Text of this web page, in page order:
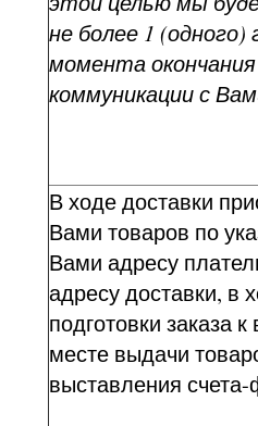
не более 1 (одного)
момента окончания
коммуникации с
В ходе доставки
Вами товаров по
Вами адресу
адресу доставки, в
подготовки заказа
месте выдачи
выставления